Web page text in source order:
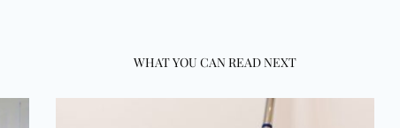
WHAT YOU CAN READ NEXT